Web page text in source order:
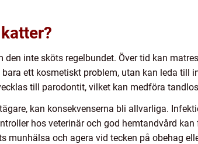
inte sköts regelbundet. Över tid kan
ett kosmetiskt problem, utan kan leda till
till parodontit, vilket kan medföra
kan konsekvenserna bli allvarliga.
hos veterinär och god hemtandvård
munhälsa och agera vid tecken på obehag